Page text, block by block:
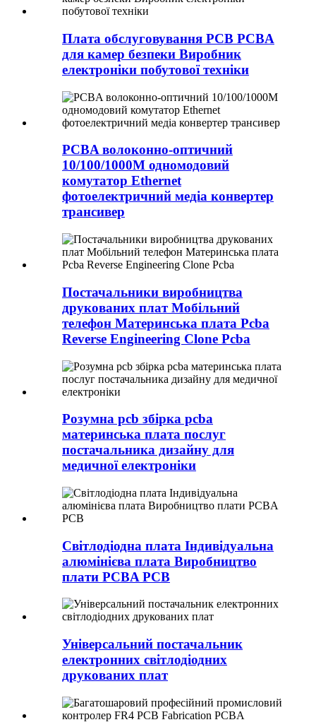
Плата обслуговування PCB PCBA
для камер безпеки Виробник
електроніки побутової техніки
PCBA волоконно-оптичний
10/100/1000M одномодовий
комутатор Ethernet
фотоелектричний медіа конвертер
трансивер
Постачальники виробництва
друкованих плат Мобільний
телефон Материнська плата Pcba
Reverse Engineering Clone Pcba
Розумна pcb збірка pcba
материнська плата послуг
постачальника дизайну для
медичної електроніки
Світлодіодна плата Індивідуальна
алюмінієва плата Виробництво
плати PCBA PCB
Універсальний постачальник
електронних світлодіодних
друкованих плат